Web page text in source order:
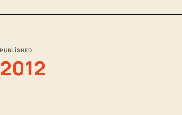
PUBLISHED
2012